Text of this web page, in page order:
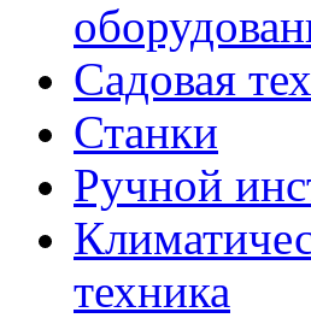
Садовая
Станки
Ручной
техника